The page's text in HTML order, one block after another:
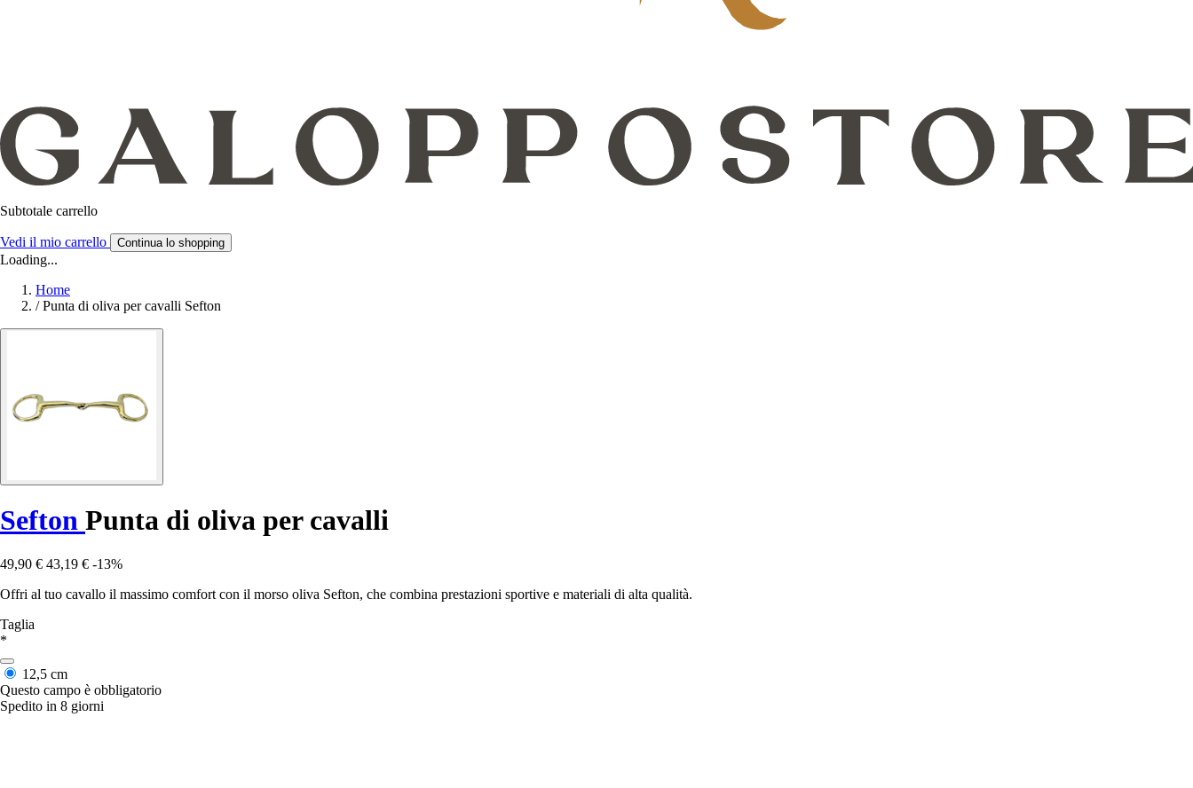
Subtotale carrello
Vedi il mio carrello Continua lo shopping
Loading...
Home
/ Punta di oliva per cavalli Sefton
Sefton Punta di oliva per cavalli
49,90 € 43,19 € -13%
Offri al tuo cavallo il massimo comfort con il morso oliva Sefton, che combina prestazioni sportive e materiali di alta qualità.
Taglia
*
12,5 cm
Questo campo è obbligatorio
Spedito in 8 giorni